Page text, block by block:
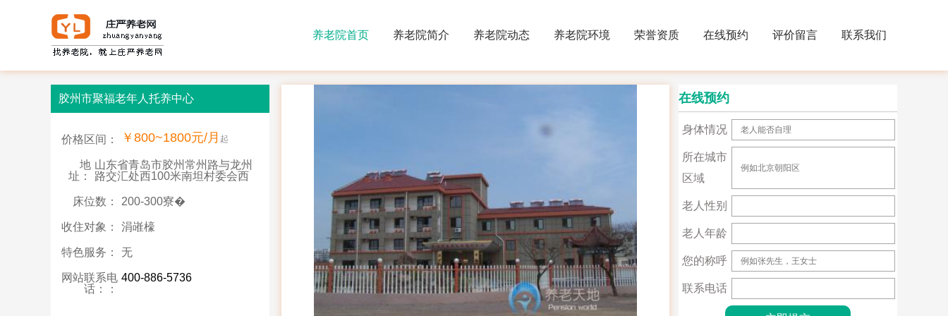
养老院首页 养老院简介 养老院动态 养老院环境 荣誉资质 在线预约 评价留言 联系我们
胶州市聚福老年人托养中心
价格区间： ￥800~1800元/月 起
地
址：
山东省青岛市胶州常州路与龙州
路交汇处西100米南坦村委会西
床位数： 200-300寮�
收住对象： 涓嶉檺
特色服务： 无
网站联系电
话：：
400-886-5736
在线预约
身体情况
所在城市
区域
老人性别
老人年龄
您的称呼
联系电话